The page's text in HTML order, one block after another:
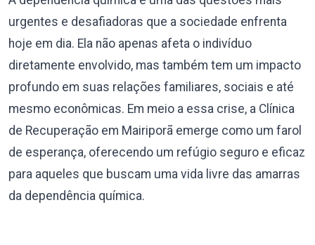
urgentes e desafiadoras que a sociedade enfrenta
hoje em dia. Ela não apenas afeta o indivíduo
diretamente envolvido, mas também tem um impacto
profundo em suas relações familiares, sociais e até
mesmo econômicas. Em meio a essa crise, a Clínica
de Recuperação em Mairiporã emerge como um farol
de esperança, oferecendo um refúgio seguro e eficaz
para aqueles que buscam uma vida livre das amarras
da dependência química.